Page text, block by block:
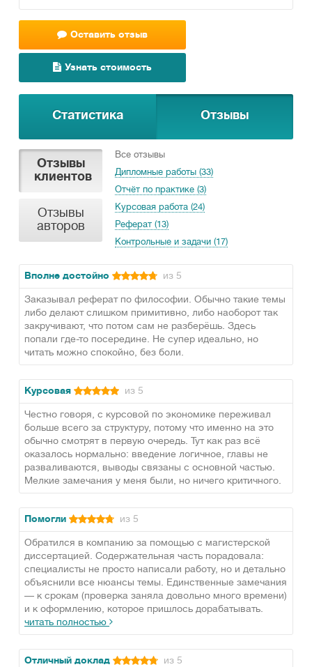
Оставить отзыв
Узнать стоимость
Статистика Отзывы
Отзывы
клиентов
Отзывы
авторов
Все отзывы
Дипломные работы (33)
Отчёт по практике (3)
Курсовая работа (24)
Реферат (13)
Контрольные и задачи (17)
Вполне достойно из 5
Заказывал реферат по философии. Обычно такие темы
либо делают слишком примитивно, либо наоборот так
закручивают, что потом сам не разберёшь. Здесь
попали где-то посередине. Не супер идеально, но
читать можно спокойно, без боли.
Курсовая из 5
Честно говоря, с курсовой по экономике переживал
больше всего за структуру, потому что именно на это
обычно смотрят в первую очередь. Тут как раз всё
оказалось нормально: введение логичное, главы не
разваливаются, выводы связаны с основной частью.
Мелкие замечания у меня были, но ничего критичного.
Помогли из 5
Обратился в компанию за помощью с магистерской
диссертацией. Содержательная часть порадовала:
специалисты не просто написали работу, но и детально
объяснили все нюансы темы. Единственные замечания
— к срокам (проверка заняла довольно много времени)
и к оформлению, которое пришлось дорабатывать.
читать полностью
Отличный доклад из 5